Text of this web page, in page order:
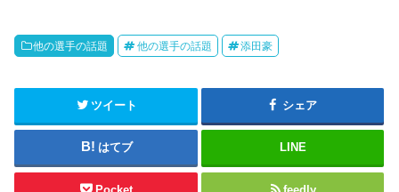
他の選手の話題 他の選手の話題 添田豪
ツイート シェア
はてブ LINE